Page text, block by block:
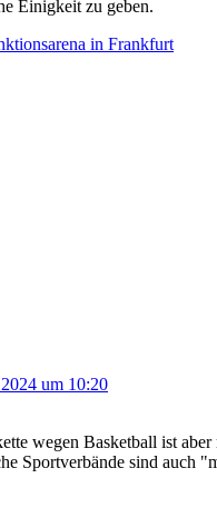
Einigkeit zu geben.
in Frankfurt
um 10:20
wegen Basketball ist
Sportverbände sind auch